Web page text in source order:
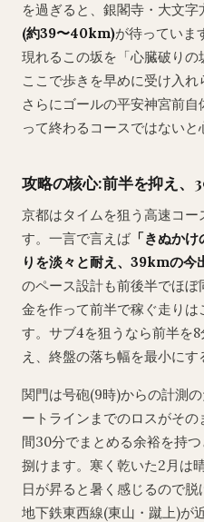
を過ぎると、銀閣寺・大文字
(約39〜40km)が待っていま
現れるこの坂を「心臓破りの
ここで歩きを早めに受け入れ
さらにゴールの平安神宮前
って終わるコースではないと
攻略の核心:前半を抑え、
京都はタイムを狙う高速コ
す。一言で言えば「きぬかけ
りを淡々と耐え、39kmの今
のペース設計も前後半でほ
金を作って前半で稼ぐ走りは
す。サブ4を狙うなら前半を
え、終盤の落ち幅を最小にす
関門は号砲(9時)からの計測
ートラインまでのロスがそ
間30分でまとめる余裕を持
捌けます。寒く乾いた2月は
日が昇ると暑く感じるので
地下鉄東西線(東山・蹴上)が